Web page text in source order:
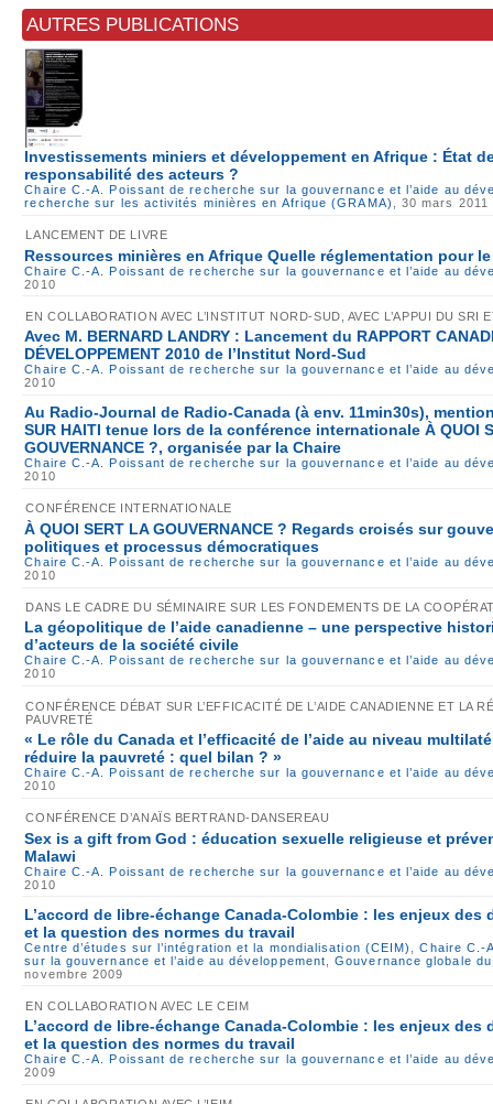
AUTRES PUBLICATIONS
Investissements miniers et développement en Afrique : État
responsabilité des acteurs ?
Chaire C.-A. Poissant de recherche sur la gouvernance et l’aide au
recherche sur les activités minières en Afrique (GRAMA)
, 30 mars 2011
LANCEMENT DE LIVRE
Ressources minières en Afrique Quelle réglementation pour
Chaire C.-A. Poissant de recherche sur la gouvernance et l’aide au
2010
EN COLLABORATION AVEC L’INSTITUT NORD-SUD, AVEC L’APPUI DU SRI
Avec M. BERNARD LANDRY : Lancement du RAPPORT
DÉVELOPPEMENT 2010 de l’Institut Nord-Sud
Chaire C.-A. Poissant de recherche sur la gouvernance et l’aide au
2010
Au Radio-Journal de Radio-Canada (à env. 11min30s),
SUR HAITI tenue lors de la conférence internationale À QUOI
GOUVERNANCE ?, organisée par la Chaire
Chaire C.-A. Poissant de recherche sur la gouvernance et l’aide au
2010
CONFÉRENCE INTERNATIONALE
À QUOI SERT LA GOUVERNANCE ? Regards croisés sur
politiques et processus démocratiques
Chaire C.-A. Poissant de recherche sur la gouvernance et l’aide au
2010
DANS LE CADRE DU SÉMINAIRE SUR LES FONDEMENTS DE LA
La géopolitique de l’aide canadienne – une perspective
d’acteurs de la société civile
Chaire C.-A. Poissant de recherche sur la gouvernance et l’aide au
2010
CONFÉRENCE DÉBAT SUR L’EFFICACITÉ DE L’AIDE CANADIENNE ET LA
PAUVRETÉ
« Le rôle du Canada et l’efficacité de l’aide au niveau
réduire la pauvreté : quel bilan ? »
Chaire C.-A. Poissant de recherche sur la gouvernance et l’aide au
2010
CONFÉRENCE D’ANAÏS BERTRAND-DANSEREAU
Sex is a gift from God : éducation sexuelle religieuse et
Malawi
Chaire C.-A. Poissant de recherche sur la gouvernance et l’aide au
2010
L’accord de libre-échange Canada-Colombie : les enjeux des
et la question des normes du travail
Centre d’études sur l’intégration et la mondialisation (CEIM) ,Chaire C.-
sur la gouvernance et l’aide au développement ,Gouvernance globale
novembre 2009
EN COLLABORATION AVEC LE CEIM
L’accord de libre-échange Canada-Colombie : les enjeux des
et la question des normes du travail
Chaire C.-A. Poissant de recherche sur la gouvernance et l’aide au
2009